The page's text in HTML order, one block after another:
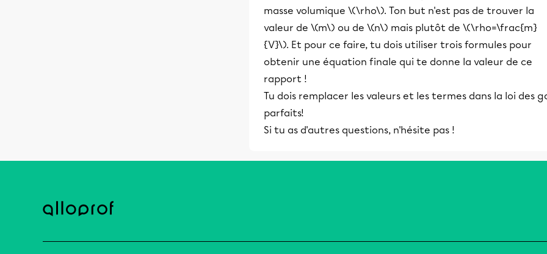
masse volumique \(\rho\). Ton but n'est pas de trouver la
valeur de \(m\) ou de \(n\) mais plutôt de \(\rho=\frac{m}
{V}\). Et pour ce faire, tu dois utiliser trois formules pour
obtenir une équation finale qui te donne la valeur de ce
rapport !
Tu dois remplacer les valeurs et les termes dans la loi des
parfaits!
Si tu as d'autres questions, n'hésite pas !